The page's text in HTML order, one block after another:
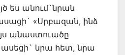
ես անում`նրան
«Սրբազան, ինձ
անաստուածը
ասեցի` նրա հետ, նրա